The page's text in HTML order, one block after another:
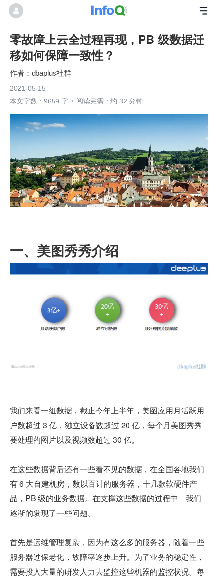
零故障上云全过程再现，PB 级数据迁
移如何保障一致性？
dbaplus社群
2021-05-15
本文字数：9659 字
阅读完需：约 32 分钟
一、美图秀秀介绍
我们来看一组数据，截止今年上半年，美图应用月活跃用
户数超过 3 亿，独立设备数超过 20 亿，每个月美图秀秀
要处理的图片以及视频数超过 30 亿。
在这些数据背后还有一些看不见的数据，在全国各地我们
有 6 大自建机房，数以百计的服务器，十几款软硬件产
品，PB 级的业务数据。在支撑这些数据的过程中，我们
逐渐的发现了一些问题。
首先是运维管理复杂，因为有这么多的服务器，随着一些
服务器过保老化，故障率逐步上升。为了业务的稳定性，
需要投入大量的研发人力去监控这些机器的监控状况。每